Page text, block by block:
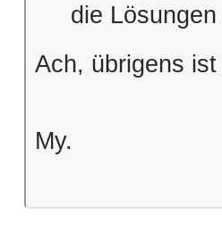
die
Ach, übrigens
My.